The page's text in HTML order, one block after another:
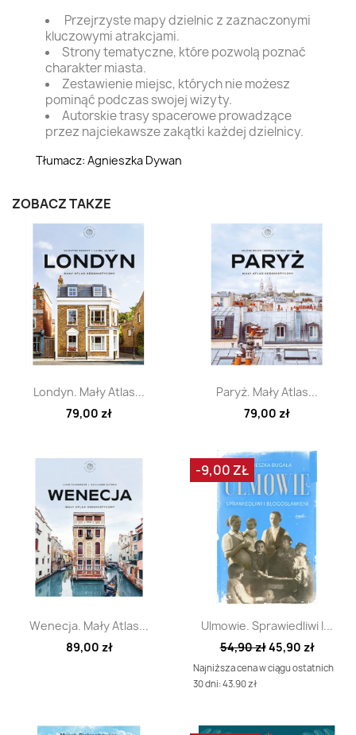
Przejrzyste mapy dzielnic z zaznaczonymi
kluczowymi atrakcjami.
Strony tematyczne, które pozwolą poznać
charakter miasta.
Zestawienie miejsc, których nie możesz
pominąć podczas swojej wizyty.
Autorskie trasy spacerowe prowadzące
przez najciekawsze zakątki każdej dzielnicy.
Tłumacz: Agnieszka Dywan
ZOBACZ TAKŻE
Szybki podgląd
Londyn. Mały Atlas...
79,00 zł
Szybki podgląd
Paryż. Mały Atlas...
79,00 zł
Szybki podgląd
Wenecja. Mały Atlas...
89,00 zł
Szybki podgląd
Ulmowie. Sprawiedliwi I...
54,90 zł45,90 zł
Najniższa cena w ciągu ostatnich
30 dni: 43.90 zł
-9,00 ZŁ